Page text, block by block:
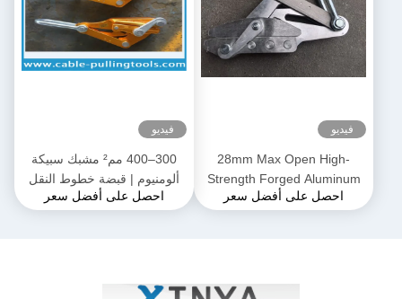
فيديو
28mm Max Open High-
Strength Forged Aluminum
Alloy Come-Along Clamp معاحصل على أفضل سعر
فيديو
300–400 مم² مشبك سبيكة
ألومنيوم | قبضة خطوط النقل
لموصلات ACSR و AAAC
احصل على أفضل سعر